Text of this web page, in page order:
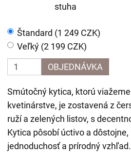
stuha
Štandard (1 249 CZK)
Veľký (2 199 CZK)
OBJEDNÁVKA
Smútočný kytica, ktorú
kvetinárstve, je zostavená z
ruží a zelených listov, s
Kytica pôsobí úctivo a
jednoduchosť a prírodný